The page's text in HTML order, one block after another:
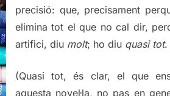
precisió: que, precisament
elimina tot el que no cal dir,
artifici, diu molt; ho diu quasi tot.
(Quasi tot, és clar, el que
aquesta novel·la, no pas en